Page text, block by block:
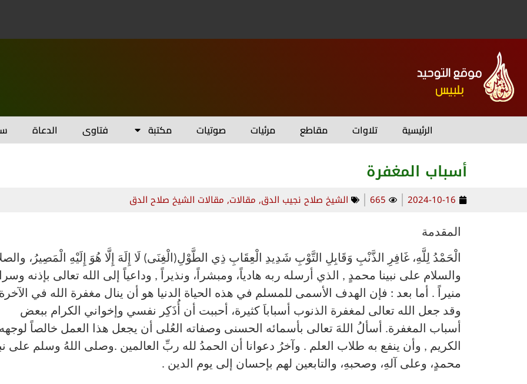
الرئيسية تلاوات مقاطع مرئيات صوتيات مكتبة فتاوى الدعاة
أسباب المغفرة
2024-10-16
665 الشيخ صلاح نجيب الدق, مقالات, مقالات الشيخ صلاح الدق
المقدمة
الْحَمْدُ لِلَّهِ، غَافِرِ الذَّنْبِ وَقَابِلِ التَّوْبِ شَدِيدِ الْعِقَابِ ذِي الطَّوْلِ(الْغِنَى) لَا إِلَهَ إِلَّا هُوَ إِلَيْهِ الْمَصِيرُ،
والسلام على نبينا محمدٍ , الذي أرسله ربه هادياً، ومبشراً، ونذيراً , وداعياً إلى الله تعالى بإذنه
منيراً . أما بعد : فإن الهدف الأسمى للمسلم في هذه الحياة الدنيا هو أن ينال مغفرة الله في
وقد جعل الله تعالى لمغفرة الذنوب أسباباَ كثيرة، أحببت أن أُذَكِر نفسي وإخواني الكرام ببعض
أسباب المغفرة. أسألُ اللهَ تعالى بأسمائه الحسنى وصفاته العُلى أن يجعل هذا العمل خالصاً
الكريم , وأن ينفع به طلاب العلم . وآخرُ دعوانا أن الحمدُ لله ربِّ العالمين .وصلى اللهُ وسلم على
محمدٍ، وعلى آلهِ، وصحبهِ، والتابعين لهم بإحسان إلى يوم الدين .